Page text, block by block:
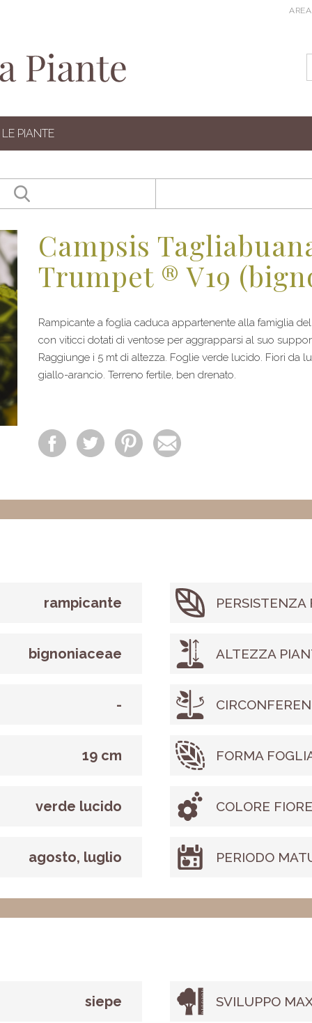
LE PIANTE
Campsis
Trumpet ® V19
Rampicante a foglia caduca appartenente alla famiglia
con viticci dotati di ventose per aggrapparsi al suo
Raggiunge i 5 mt di altezza. Foglie verde lucido. Fiori da
giallo-arancio. Terreno fertile, ben drenato.
rampicante PERSISTENZA
bignoniaceae ALTEZZA
-
19 cm FORMA
verde lucido COLORE FIORE
agosto, luglio PERIODO
siepe SVILUPPO